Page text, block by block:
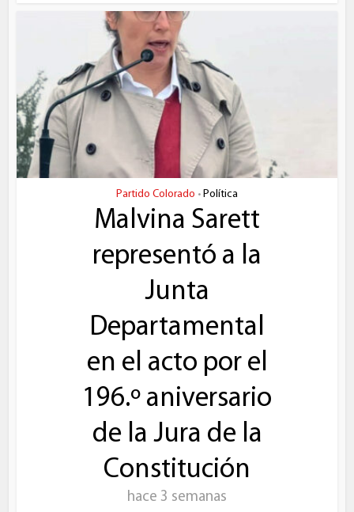
Partido Colorado • Política
Malvina Sarett
representó a la
Junta
Departamental
en el acto por el
196.º aniversario
de la Jura de la
Constitución
hace 3 semanas